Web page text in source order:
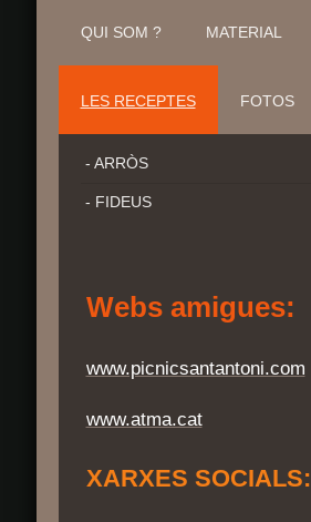
QUI SOM ? MATERIAL
LES RECEPTES FOTOS
- ARRÒS
- FIDEUS
Webs amigues:
www.picnicsantantoni.com
www.atma.cat
XARXES SOCIALS: